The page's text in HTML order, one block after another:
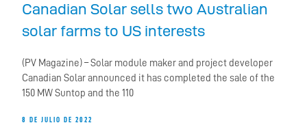
Canadian Solar sells two Australian
solar farms to US interests
(PV Magazine) – Solar module maker and project developer
Canadian Solar announced it has completed the sale of the
150 MW Suntop and the 110
8 DE JULIO DE 2022